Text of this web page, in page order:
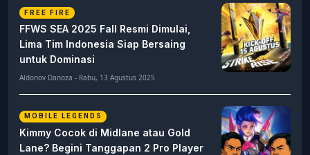
FREE FIRE
FFWS SEA 2025 Fall Resmi Dimulai,
Lima Tim Indonesia Siap Bersaing
untuk Dominasi
Aldonov Danoza - Rabu, 13 Agustus 2025
MOBILE LEGENDS
Kimmy Cocok di Midlane atau Gold
Lane? Begini Tanggapan 2 Pro Player